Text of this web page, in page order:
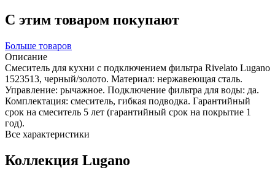
С этим товаром покупают
Больше товаров
Описание
Смеситель для кухни с подключением фильтра Rivelato Lugano
1523513, черный/золото. Материал: нержавеющая сталь.
Управление: рычажное. Подключение фильтра для воды: да.
Комплектация: смеситель, гибкая подводка. Гарантийный
срок на смеситель 5 лет (гарантийный срок на покрытие 1
год).
Все характеристики
Коллекция Lugano